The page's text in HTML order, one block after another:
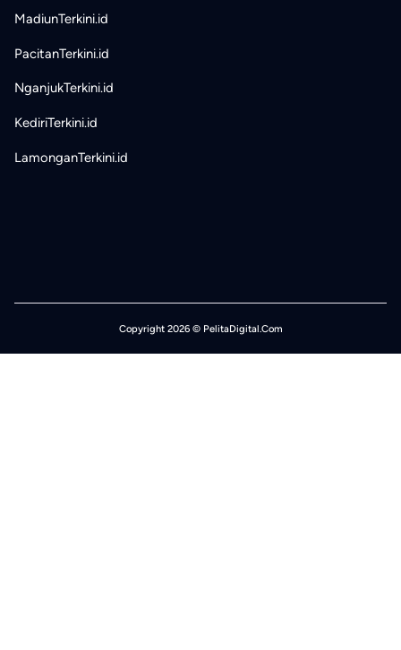
MadiunTerkini.id
PacitanTerkini.id
NganjukTerkini.id
KediriTerkini.id
LamonganTerkini.id
Copyright 2026 © PelitaDigital.Com